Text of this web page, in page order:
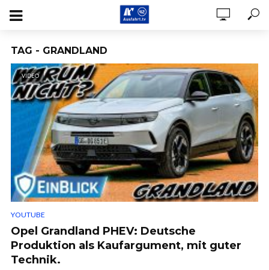
TAG - GRANDLAND
VIDEO
YOUTUBE
Opel Grandland PHEV: Deutsche
Produktion als Kaufargument, mit guter
Technik.